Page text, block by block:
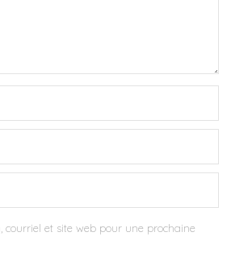
courriel et site web pour une prochaine